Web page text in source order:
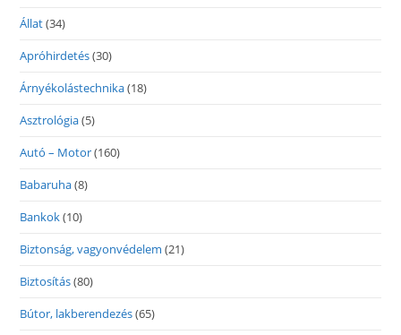
Állat(34)
Apróhirdetés(30)
Árnyékolástechnika(18)
Asztrológia(5)
Autó – Motor(160)
Babaruha(8)
Bankok(10)
Biztonság, vagyonvédelem (21)
Biztosítás(80)
Bútor, lakberendezés(65)